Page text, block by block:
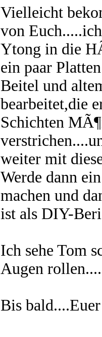
Vielleicht
von
Ytong in die
ein paar
Beitel und
bearbeitet,die
Schichten
weiter mit
Werde dann
machen und
ist als DIY-
Ich sehe Tom
Augen
Bis